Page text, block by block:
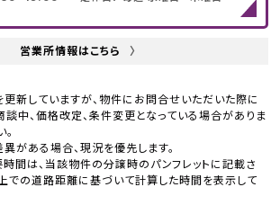
営業所情報はこちら 〉
新していますが、物件にお問合せいただいた際に
談中、価格改定、条件変更となっている場合がありま
がある場合、現況を優先します。
間は、当該物件の分譲時のパンフレットに記載さ
での道路距離に基づいて計算した時間を表示して